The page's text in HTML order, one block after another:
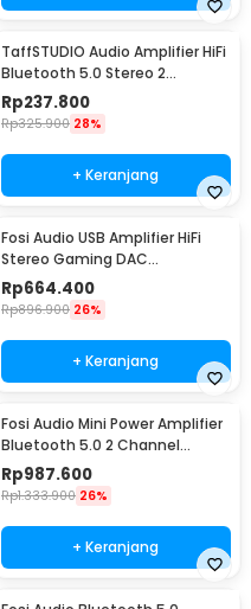
TaffSTUDIO Audio Amplifier HiFi
Bluetooth 5.0 Stereo 2
Channel 800W - BT-309A
Rp237.800
Rp325.900 28%
+ Keranjang
Fosi Audio USB Amplifier HiFi
Stereo Gaming DAC
Headphone - DAC-Q4
Rp664.400
Rp896.900 26%
+ Keranjang
Fosi Audio Mini Power Amplifier
Bluetooth 5.0 2 Channel
TPA3116D2 - BT20A
Rp987.600
Rp1.333.900 26%
+ Keranjang